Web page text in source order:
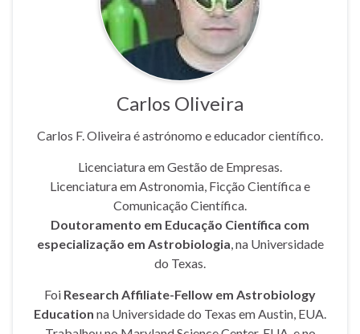
Carlos Oliveira
Carlos F. Oliveira é astrónomo e educador científico.
Licenciatura em Gestão de Empresas.
Licenciatura em Astronomia, Ficção Científica e
Comunicação Científica.
Doutoramento em Educação Científica com
especialização em Astrobiologia, na Universidade
do Texas.
Foi Research Affiliate-Fellow em Astrobiology
Education na Universidade do Texas em Austin, EUA.